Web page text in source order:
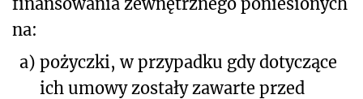
na:
a) pożyczki, w przypadku gdy dotyczące
ich umowy zostały zawarte przed